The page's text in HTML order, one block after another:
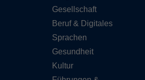
Gesellschaft
Beruf & Digitales
Sprachen
Gesundheit
Kultur